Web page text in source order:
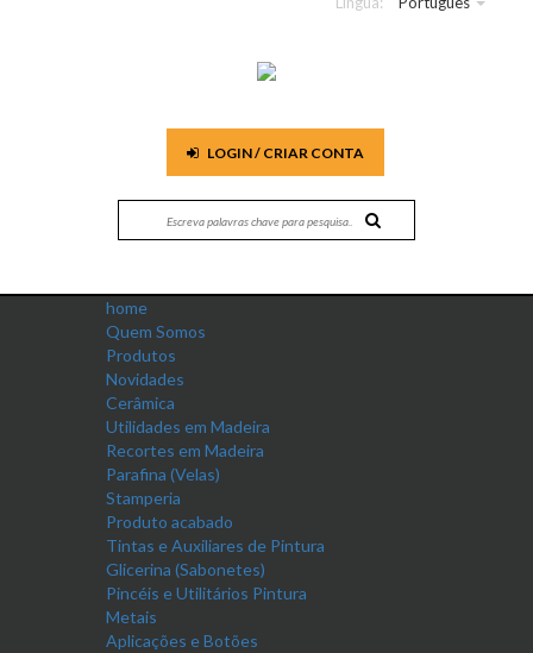
LOGIN / CRIAR CONTA
home
Quem Somos
Produtos
Novidades
Cerâmica
Utilidades em Madeira
Recortes em Madeira
Parafina (Velas)
Stamperia
Produto acabado
Tintas e Auxiliares de Pintura
Glicerina (Sabonetes)
Pincéis e Utilitários Pintura
Metais
Aplicações e Botões